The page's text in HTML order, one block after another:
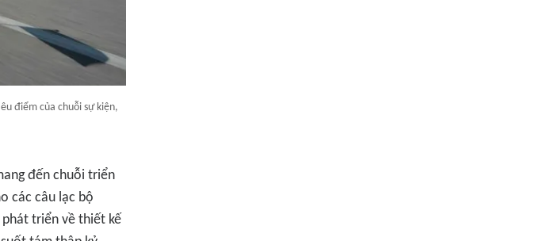
điểm của chuỗi sự kiện,
đến chuỗi triển
các câu lạc bộ
phát triển về thiết kế